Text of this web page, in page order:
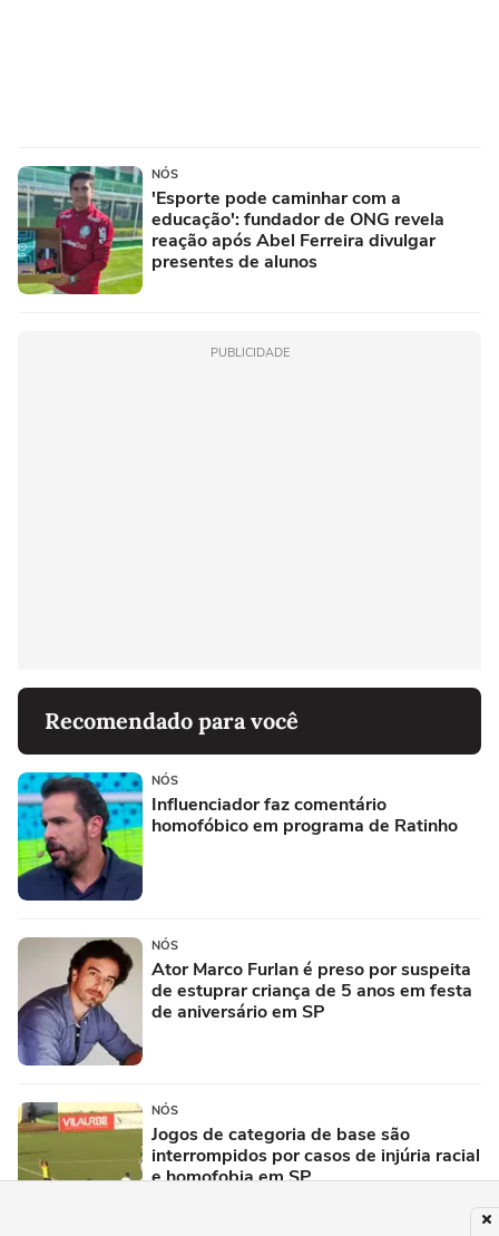
NÓS
'Esporte pode caminhar com a
educação': fundador de ONG revela
reação após Abel Ferreira divulgar
presentes de alunos
PUBLICIDADE
Recomendado para você
NÓS
Influenciador faz comentário
homofóbico em programa de Ratinho
NÓS
Ator Marco Furlan é preso por suspeita
de estuprar criança de 5 anos em festa
de aniversário em SP
NÓS
Jogos de categoria de base são
interrompidos por casos de injúria racial
e homofobia em SP